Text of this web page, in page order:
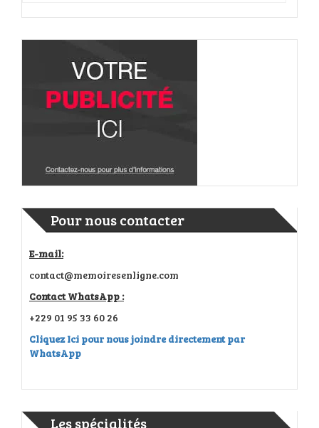
Pour nous contacter
E-mail:
contact@memoiresenligne.com
Contact WhatsApp :
+229 01 95 33 60 26
Cliquez Ici pour nous joindre directement par
WhatsApp
Les spécialités